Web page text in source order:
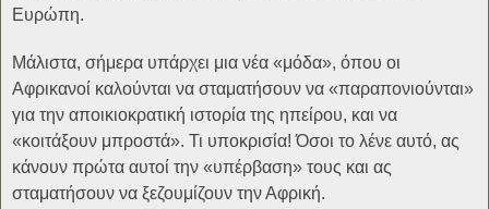
Ευρώπη.
Μάλιστα, σήμερα υπάρχει μια νέα «μόδα», όπου οι
Αφρικανοί καλούνται να σταματήσουν να «παραπονιούνται»
για την αποικιοκρατική ιστορία της ηπείρου, και να
«κοιτάξουν μπροστά». Τι υποκρισία! Όσοι το λένε αυτό, ας
κάνουν πρώτα αυτοί την «υπέρβαση» τους και ας
σταματήσουν να ξεζουμίζουν την Αφρική.